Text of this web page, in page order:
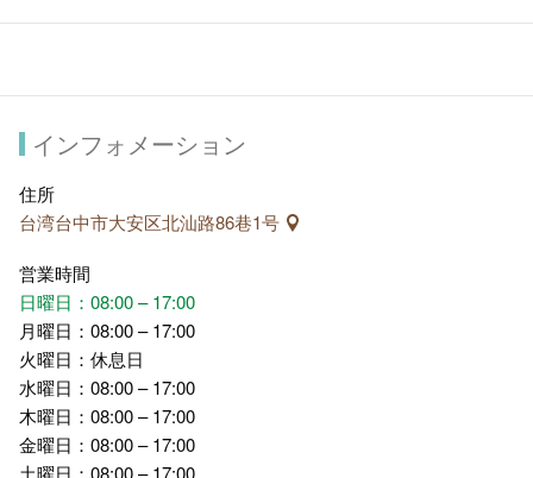
止)、4-12月07:00-18:00サーフィン、ウィンドサーフィン可
インフォメーション
住所
台湾台中市大安区北汕路86巷1号
営業時間
日曜日：08:00 – 17:00
月曜日：08:00 – 17:00
火曜日：休息日
水曜日：08:00 – 17:00
木曜日：08:00 – 17:00
金曜日：08:00 – 17:00
土曜日：08:00 – 17:00